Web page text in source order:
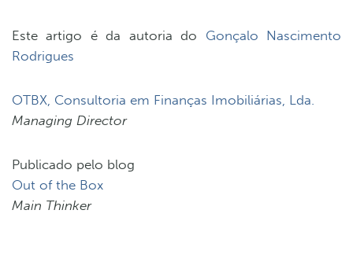
Este artigo é da autoria do Gonçalo Nascimento
Rodrigues
OTBX, Consultoria em Finanças Imobiliárias, Lda.
Managing Director
Publicado pelo blog
Out of the Box
Main Thinker